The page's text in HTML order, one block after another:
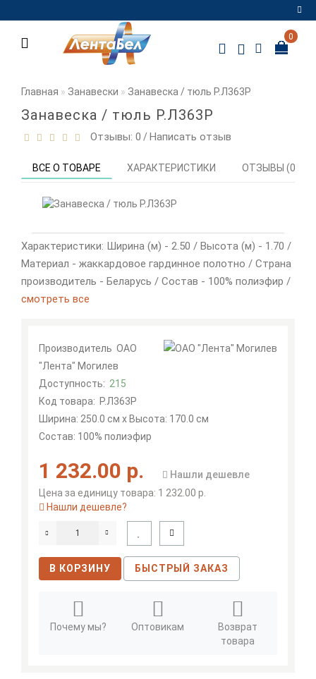
Регистрация
товаров0
0
Главная Занавески Занавеска / тюль Р.Л363Р
Занавеска / тюль Р.Л363Р
Отзывы: 0 /Написать отзыв
ВСЕ О ТОВАРЕ ХАРАКТЕРИСТИКИ ОТЗЫВЫ (0)
Характеристики: Ширина (м) - 2.50 / Высота (м) - 1.70 /
Материал - жаккардовое гардинное полотно / Страна
производитель - Беларусь / Состав - 100% полиэфир /
смотреть все
Производитель ОАО
"Лента" Могилев
Доступность: 215
Код товара: Р.Л363Р
Ширина: 250.0 см x Высота: 170.0 см
Состав: 100% полиэфир
1 232.00 р.
Нашли дешевле
Цена за единицу товара: 1 232.00 р.
Нашли дешевле?
В КОРЗИНУ БЫСТРЫЙ ЗАКАЗ
Почему мы? Оптовикам
Возврат
товара